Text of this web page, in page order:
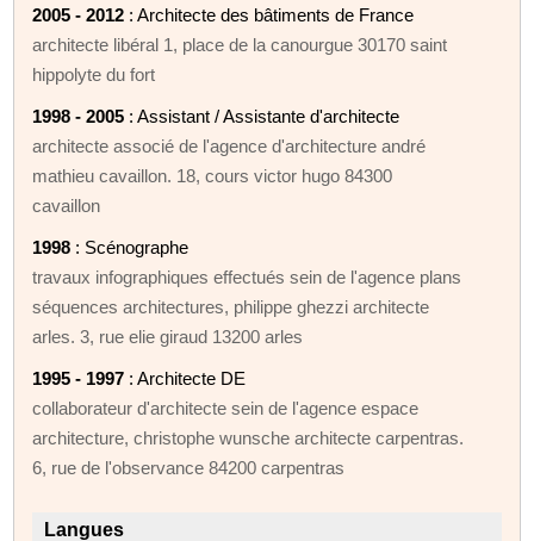
2005 - 2012 : Architecte des bâtiments de France
architecte libéral 1, place de la canourgue 30170 saint
hippolyte du fort
1998 - 2005 : Assistant / Assistante d'architecte
architecte associé de l'agence d'architecture andré
mathieu cavaillon. 18, cours victor hugo 84300
cavaillon
1998 : Scénographe
travaux infographiques effectués sein de l'agence plans
séquences architectures, philippe ghezzi architecte
arles. 3, rue elie giraud 13200 arles
1995 - 1997 : Architecte DE
collaborateur d'architecte sein de l'agence espace
architecture, christophe wunsche architecte carpentras.
6, rue de l'observance 84200 carpentras
Langues